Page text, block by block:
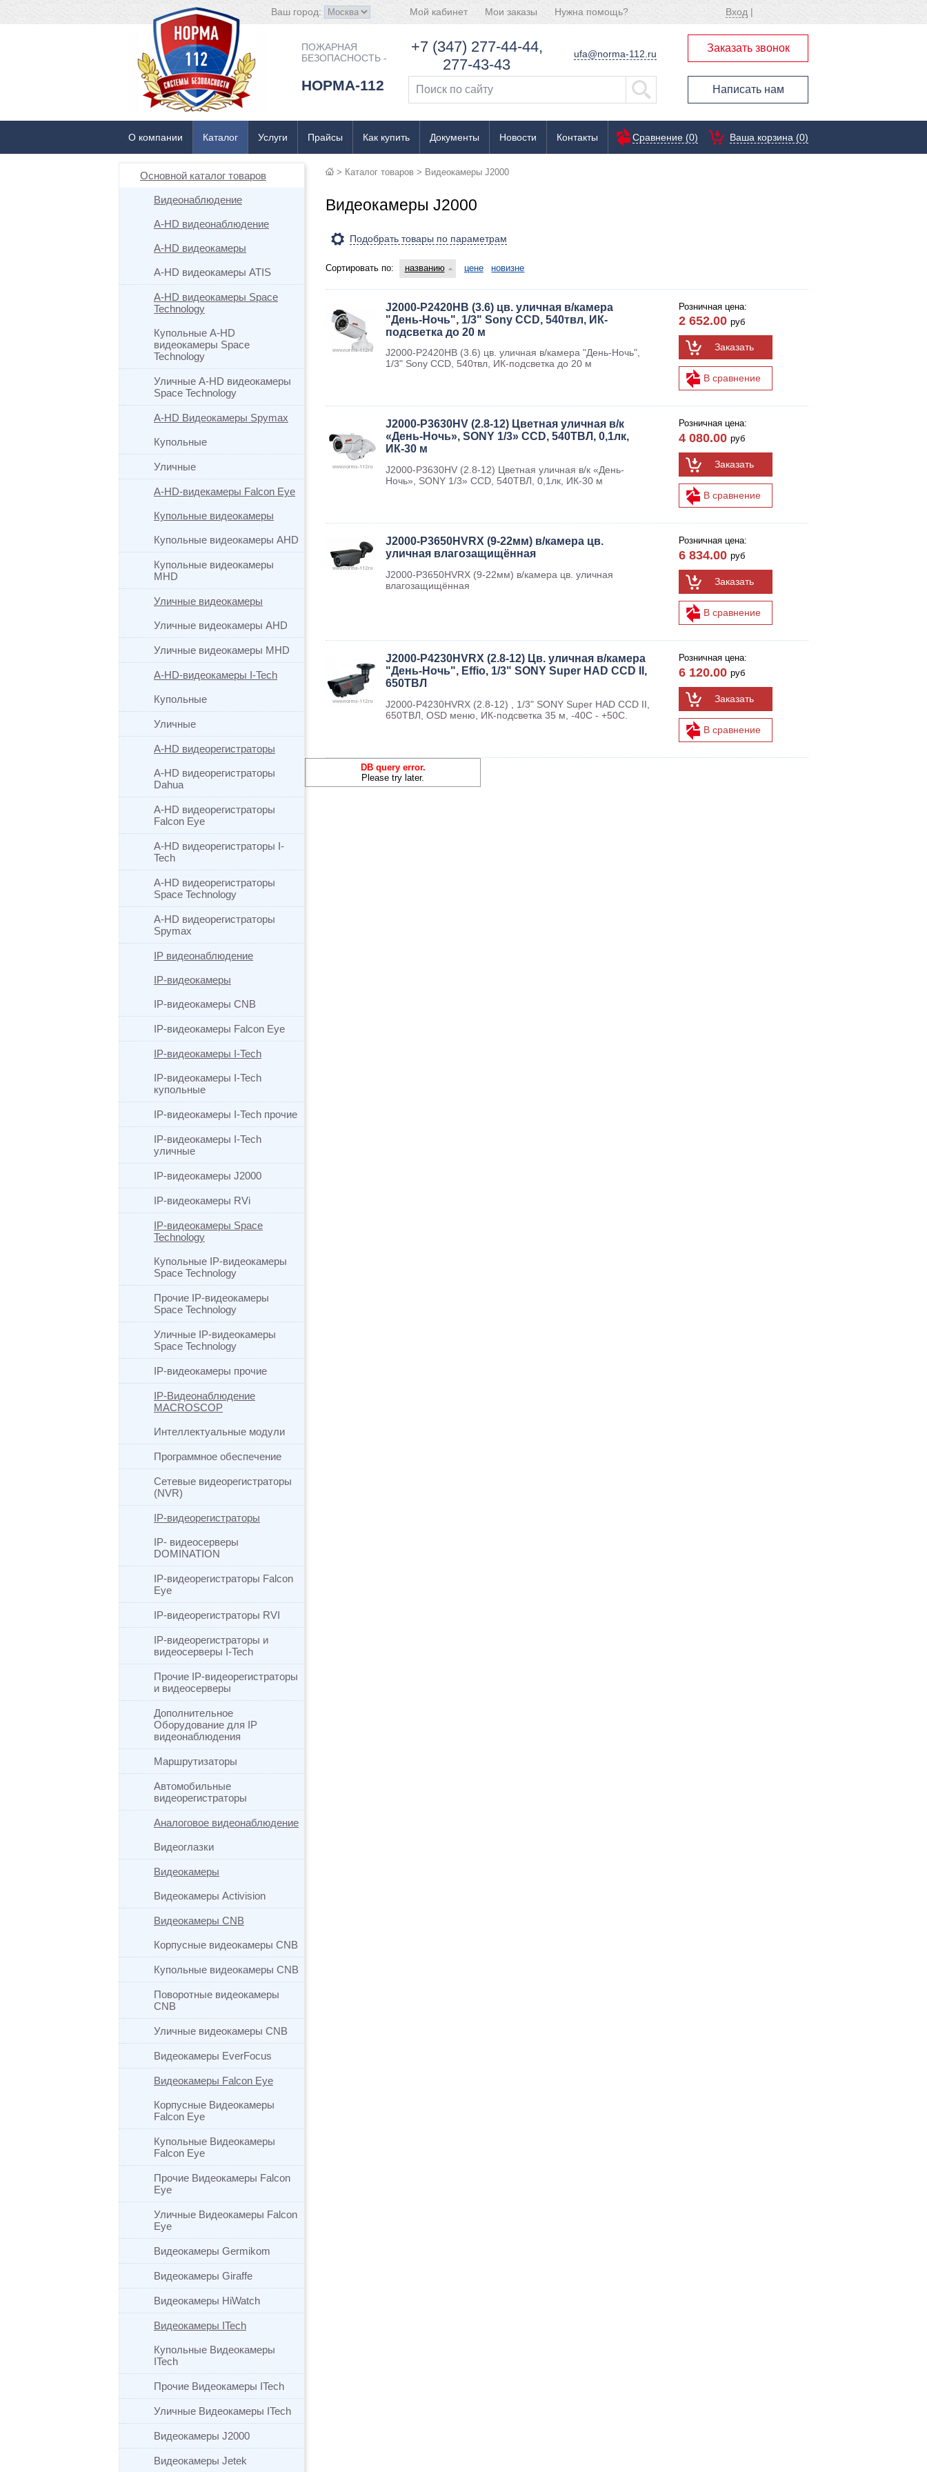
Ваш город: Нужна помощь?
Мои заказы
Мой кабинет Вход |
ПОЖАРНАЯ
БЕЗОПАСНОСТЬ -
НОРМА-112
+7 (347) 277-44-44,
277-43-43
ufa@norma-112.ru Заказать звонок
Написать нам
О компании Каталог Услуги Прайсы Как купить Документы Новости Контакты Ваша корзина (0)
Сравнение (0)
> Каталог товаров > Видеокамеры J2000
Основной каталог товаров
Видеонаблюдение
A-HD видеонаблюдение
A-HD видеокамеры
A-HD видеокамеры ATIS
A-HD видеокамеры Space
Technology
Купольные A-HD
видеокамеры Space
Technology
Уличные A-HD видеокамеры
Space Technology
A-HD Видеокамеры Spymax
Купольные
Уличные
A-HD-видекамеры Falcon Eye
Купольные видеокамеры
Купольные видеокамеры AHD
Купольные видеокамеры
MHD
Уличные видеокамеры
Уличные видеокамеры AHD
Уличные видеокамеры MHD
A-HD-видеокамеры I-Tech
Купольные
Уличные
A-HD видеорегистраторы
A-HD видеорегистраторы
Dahua
A-HD видеорегистраторы
Falcon Eye
A-HD видеорегистраторы I-
Tech
A-HD видеорегистраторы
Space Technology
A-HD видеорегистраторы
Spymax
IP видеонаблюдение
IP-видеокамеры
IP-видеокамеры CNB
IP-видеокамеры Falcon Eye
IP-видеокамеры I-Tech
IP-видеокамеры I-Tech
купольные
IP-видеокамеры I-Tech прочие
IP-видеокамеры I-Tech
уличные
IP-видеокамеры J2000
IP-видеокамеры RVi
IP-видеокамеры Space
Technology
Купольные IP-видеокамеры
Space Technology
Прочие IP-видеокамеры
Space Technology
Уличные IP-видеокамеры
Space Technology
IP-видеокамеры прочие
IP-Видеонаблюдение
MACROSCOP
Интеллектуальные модули
Программное обеспечение
Сетевые видеорегистраторы
(NVR)
IP-видеорегистраторы
IP- видеосерверы
DOMINATION
IP-видеорегистраторы Falcon
Eye
IP-видеорегистраторы RVI
IP-видеорегистраторы и
видеосерверы I-Tech
Прочие IP-видеорегистраторы
и видеосерверы
Дополнительное
Оборудование для IP
видеонаблюдения
Маршрутизаторы
Автомобильные
видеорегистраторы
Аналоговое видеонаблюдение
Видеоглазки
Видеокамеры
Видеокамеры Activision
Видеокамеры CNB
Корпусные видеокамеры CNB
Купольные видеокамеры CNB
Поворотные видеокамеры
CNB
Уличные видеокамеры CNB
Видеокамеры EverFocus
Видеокамеры Falcon Eye
Корпусные Видеокамеры
Falcon Eye
Купольные Видеокамеры
Falcon Eye
Прочие Видеокамеры Falcon
Eye
Уличные Видеокамеры Falcon
Eye
Видеокамеры Germikom
Видеокамеры Giraffe
Видеокамеры HiWatch
Видеокамеры ITech
Купольные Видеокамеры
ITech
Прочие Видеокамеры ITech
Уличные Видеокамеры ITech
Видеокамеры J2000
Видеокамеры Jetek
Видеокамеры J2000
Подобрать товары по параметрам
Сортировать по: названию цене новизне
J2000-P2420HB (3.6) цв. уличная в/камера
"День-Ночь", 1/3" Sony CCD, 540твл, ИК-
подсветка до 20 м
J2000-P2420HB (3.6) цв. уличная в/камера "День-Ночь",
1/3" Sony CCD, 540твл, ИК-подсветка до 20 м
Розничная цена:
2 652.00 руб
Заказать
В сравнение
J2000-P3630HV (2.8-12) Цветная уличная в/к
«День-Ночь», SONY 1/3» CCD, 540ТВЛ, 0,1лк,
ИК-30 м
J2000-P3630HV (2.8-12) Цветная уличная в/к «День-
Ночь», SONY 1/3» CCD, 540ТВЛ, 0,1лк, ИК-30 м
Розничная цена:
4 080.00 руб
Заказать
В сравнение
J2000-P3650HVRX (9-22мм) в/камера цв.
уличная влагозащищённая
J2000-P3650HVRX (9-22мм) в/камера цв. уличная
влагозащищённая
Розничная цена:
6 834.00 руб
Заказать
В сравнение
J2000-P4230HVRX (2.8-12) Цв. уличная в/камера
"День-Ночь", Effio, 1/3" SONY Super HAD CCD II,
650ТВЛ
J2000-P4230HVRX (2.8-12) , 1/3" SONY Super HAD CCD II,
650ТВЛ, OSD меню, ИК-подсветка 35 м, -40С - +50С.
Розничная цена:
6 120.00 руб
Заказать
В сравнение
DB query error.
Please try later.